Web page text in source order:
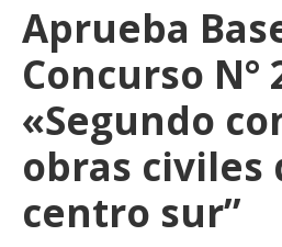
Aprueba
Concurso N°
«Segundo
obras civiles
centro sur”